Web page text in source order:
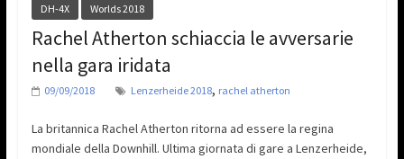
DH-4X Worlds 2018
Rachel Atherton schiaccia le avversarie
nella gara iridata
09/09/2018 Lenzerheide 2018, rachel atherton
La britannica Rachel Atherton ritorna ad essere la regina
mondiale della Downhill. Ultima giornata di gare a Lenzerheide,